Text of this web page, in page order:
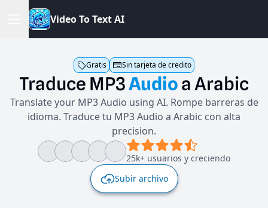
VideoToTextAI
Gratis Sin tarjeta de credito
Traduce MP3AudioaArabic
Translate your MP3 Audio using AI. Rompe barreras de
idioma. Traduce tu MP3 Audio a Arabic con alta
precision.
25k+ usuarios y creciendo
Subir archivo